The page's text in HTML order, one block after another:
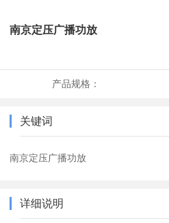
南京定压广播功放
产品规格：
关键词
南京定压广播功放
详细说明